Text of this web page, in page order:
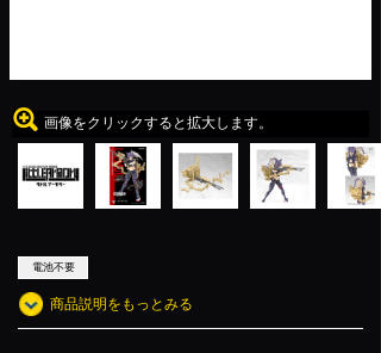
画像をクリックすると拡大します。
電池不要
商品説明をもっとみる